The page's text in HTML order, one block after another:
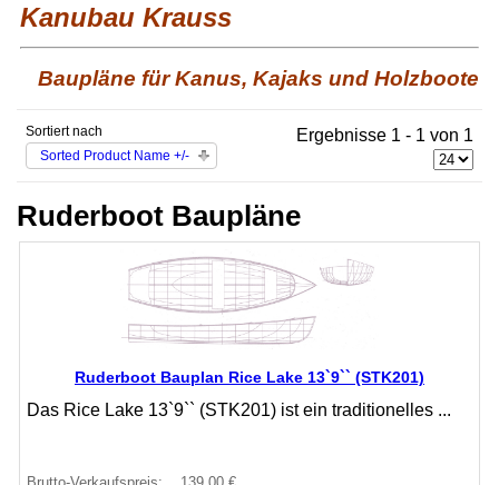
Kanubau Krauss
Baupläne für Kanus, Kajaks und Holzboote
Sortiert nach
Sorted Product Name +/-
Ergebnisse 1 - 1 von 1
Ruderboot Baupläne
Ruderboot Bauplan Rice Lake 13`9`` (STK201)
Das Rice Lake 13`9`` (STK201) ist ein traditionelles ...